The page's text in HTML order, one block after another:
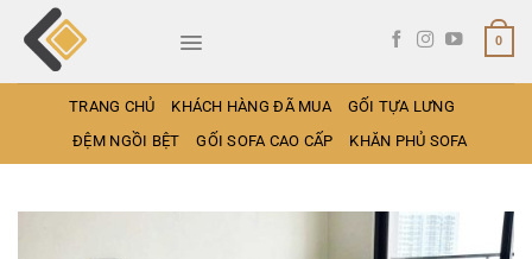
qua
0
TRANG CHỦ KHÁCH HÀNG ĐÃ MUA
GỐI TỰA LƯNG
ĐỆM NGỒI BỆT
GỐI SOFA CAO CẤP KHĂN PHỦ SOFA